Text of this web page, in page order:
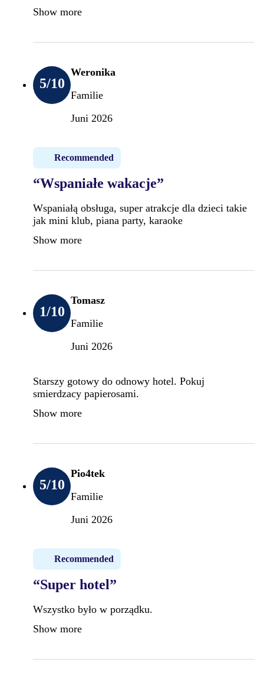
Show more
5/10
Weronika
Familie
Juni 2026
Recommended
“Wspaniałe wakacje”
Wspaniałą obsługa, super atrakcje dla dzieci takie
jak mini klub, piana party, karaoke
Show more
1/10
Tomasz
Familie
Juni 2026
Starszy gotowy do odnowy hotel. Pokuj
smierdzacy papierosami.
Show more
5/10
Pio4tek
Familie
Juni 2026
Recommended
“Super hotel”
Wszystko było w porządku.
Show more